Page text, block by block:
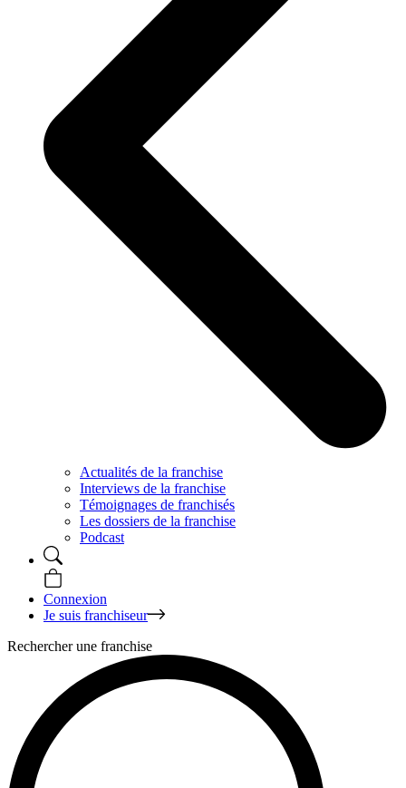
Actualités de la franchise
Interviews de la franchise
Témoignages de franchisés
Les dossiers de la franchise
Podcast
Connexion
Je suis franchiseur
Rechercher une franchise